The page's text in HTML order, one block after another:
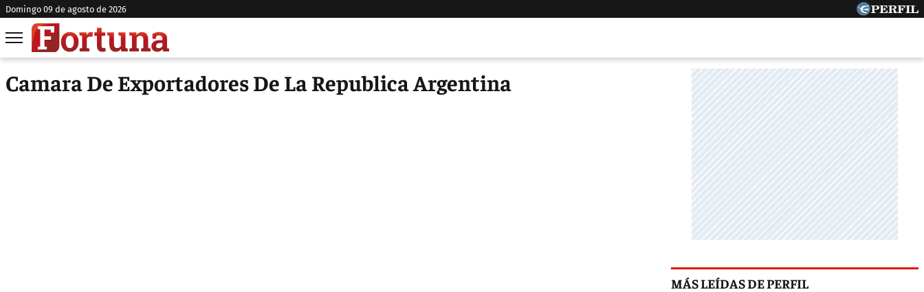
domingo 09 de agosto de 2026
Camara De Exportadores De La Republica Argentina
MÁS LEÍDAS DE PERFIL